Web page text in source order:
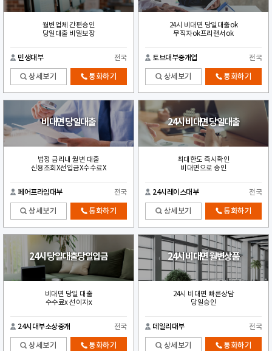
월변업체 간편승인
당일대출 비밀보장
민생대부 전국
상세보기 통화하기
24시 비대면 당일대출ok
무직자ok프리랜서ok
토브대부중개업 전국
상세보기 통화하기
비대면 당일대출
법정 금리내 월변 대출
신용조회X선입금X수수료X
페어프라임대부 전국
상세보기 통화하기
24시 비대면 당일대출
최대한도 즉시확인
비대면으로 승인
24시레이스대부 전국
상세보기 통화하기
24시 당일대출당일입금
비대면 당일 대출
수수료x 선이자x
24시대부소상중개 전국
상세보기 통화하기
24시 비대면 월변상품
24시 비대면 빠른상담
당일승인
데일리대부 전국
상세보기 통화하기